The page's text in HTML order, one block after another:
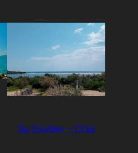
Su Giudeu – Chia